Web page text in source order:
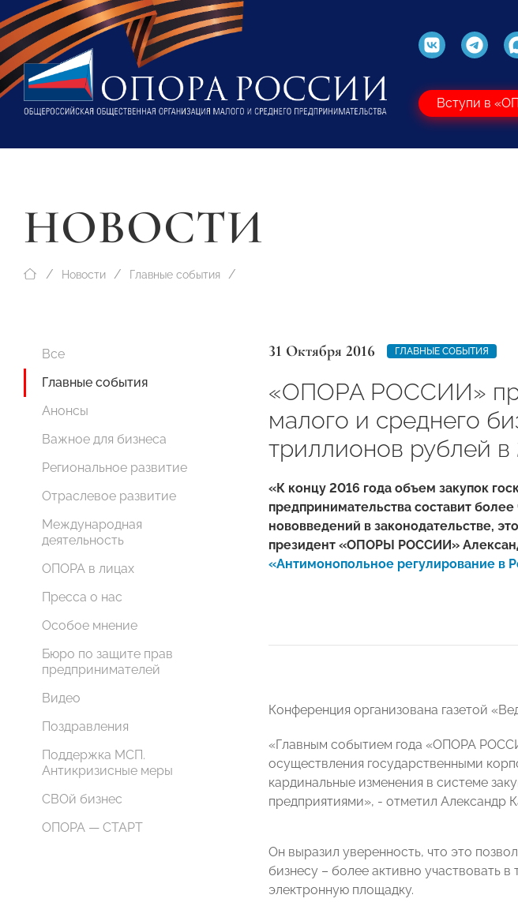
Вступи в
НОВОСТИ
Новости Главные события
Все
Главные события
Анонсы
Важное для бизнеса
Региональное развитие
Отраслевое развитие
Международная
деятельность
ОПОРА в лицах
Пресса о нас
Особое мнение
Бюро по защите прав
предпринимателей
Видео
Поздравления
Поддержка МСП.
Антикризисные меры
СВОй бизнес
ОПОРА — СТАРТ
31 Октября 2016 ГЛАВНЫЕ СОБЫТИЯ
«ОПОРА РОССИИ»
малого и среднего
триллионов рублей в
«К концу 2016 года объем закупок
предпринимательства составит
нововведений в законодательстве,
президент «ОПОРЫ РОССИИ»
«Антимонопольное регулирование в
Конференция организована газетой
«Главным событием года «ОПОРА
осуществления государственными
кардинальные изменения в системе
предприятиями», - отметил Александр
Он выразил уверенность, что это
бизнесу – более активно участвовать
электронную площадку.